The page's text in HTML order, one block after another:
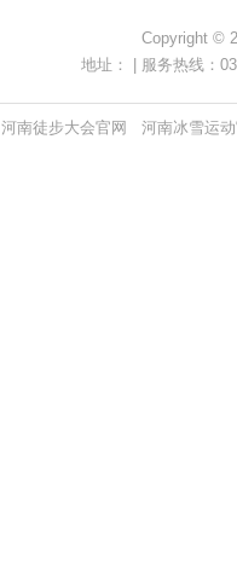
Copyright ©
地址： | 服务热线：
河南徒步大会官网 河南冰雪运